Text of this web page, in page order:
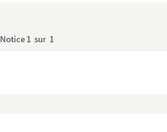
Notice 1 sur 1